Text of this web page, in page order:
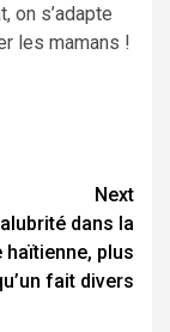
on s’adapte
les mamans !
Next
dans la
haïtienne, plus
fait divers